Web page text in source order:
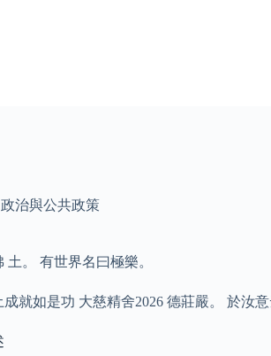
政治與公共政策
。 有世界名曰極樂。
就如是功 大慈精舍2026 德莊嚴。 於汝意